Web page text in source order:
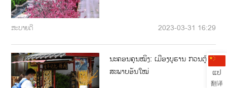
ສະບາຍດີ 2023-03-31 16:29
ນະຄອນຄຸນໝິງ: ເມືອງບູຮານ ກວນຕູ້ ມີ
ສະພາບອັນໃໝ່
ແປ
翻译